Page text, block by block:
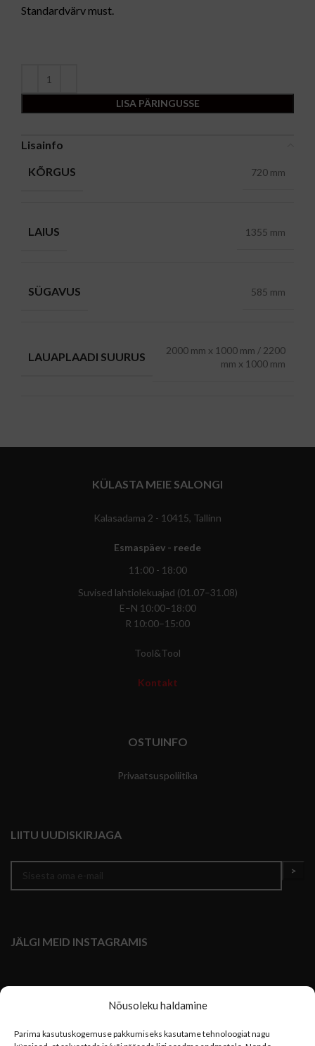
Nõusoleku haldamine
Parima kasutuskogemuse pakkumiseks kasutame tehnoloogiat nagu
Standardvärv must.
LISA PÄRINGUSSE
Lisainfo
KÕRGUS
720 mm
LAIUS 1355 mm
SÜGAVUS 585 mm
LAUAPLAADI SUURUS
2000 mm x 1000 mm / 2200
mm x 1000 mm
KÜLASTA MEIE SALONGI
Kalasadama 2 - 10415, Tallinn
Esmaspäev - reede
11:00 - 18:00
Suvised lahtiolekuajad (01.07–31.08)
E–N 10:00–18:00
R 10:00–15:00
Tool&Tool
Kontakt
OSTUINFO
Privaatsuspoliitika
LIITU UUDISKIRJAGA
JÄLGI MEID INSTAGRAMIS